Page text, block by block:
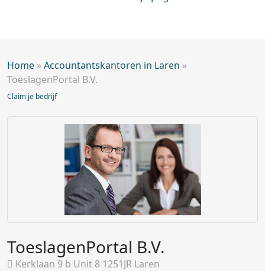
Home »Accountantskantoren in Laren »
ToeslagenPortal B.V.
Claim je bedrijf
ToeslagenPortal B.V.
Kerklaan 9 b Unit 8 1251JR Laren